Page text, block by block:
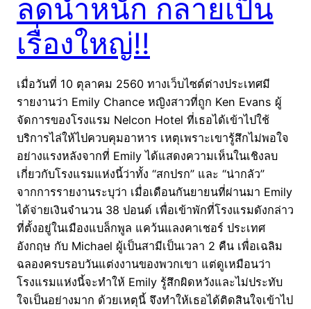
ลดน้ำหนัก กลายเป็น
เรื่องใหญ่!!
เมื่อวันที่ 10 ตุลาคม 2560 ทางเว็บไซต์ต่างประเทศมี
รายงานว่า Emily Chance หญิงสาวที่ถูก Ken Evans ผู้
จัดการของโรงแรม Nelcon Hotel ที่เธอได้เข้าไปใช้
บริการไล่ให้ไปควบคุมอาหาร เหตุเพราะเขารู้สึกไม่พอใจ
อย่างแรงหลังจากที่ Emily ได้แสดงความเห็นในเชิงลบ
เกี่ยวกับโรงแรมแห่งนี้ว่าทั้ง “สกปรก” และ “น่ากลัว”
จากการรายงานระบุว่า เมื่อเดือนกันยายนที่ผ่านมา Emily
ได้จ่ายเงินจำนวน 38 ปอนด์ เพื่อเข้าพักที่โรงแรมดังกล่าว
ที่ตั้งอยู่ในเมืองแบล็กพูล แคว้นแลงคาเชอร์ ประเทศ
อังกฤษ กับ Michael ผู้เป็นสามีเป็นเวลา 2 คืน เพื่อเฉลิม
ฉลองครบรอบวันแต่งงานของพวกเขา แต่ดูเหมือนว่า
โรงแรมแห่งนี้จะทำให้ Emily รู้สึกผิดหวังและไม่ประทับ
ใจเป็นอย่างมาก ด้วยเหตุนี้ จึงทำให้เธอได้ติดสินใจเข้าไป